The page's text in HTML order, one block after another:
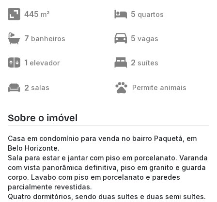
445 m² 5 quartos
7 banheiros 5 vagas
1 elevador 2 suítes
2 salas Permite animais
Sobre o imóvel
Casa em condomínio para venda no bairro Paquetá, em
Belo Horizonte.
Sala para estar e jantar com piso em porcelanato. Varanda
com vista panorâmica definitiva, piso em granito e guarda
corpo. Lavabo com piso em porcelanato e paredes
parcialmente revestidas.
Quatro dormitórios, sendo duas suítes e duas semi suítes.